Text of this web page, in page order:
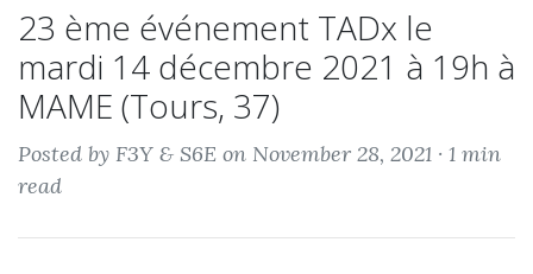
23 ème événement TADx le
mardi 14 décembre 2021 à 19h à
MAME (Tours, 37)
Posted by F3Y & S6E on November 28, 2021 · 1 min
read